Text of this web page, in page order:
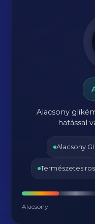
Alacsony
hatással
Alacsony GI
Természetes
Alacsony